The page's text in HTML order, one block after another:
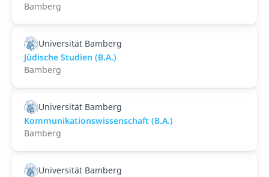
Bamberg
Universität Bamberg
Jüdische Studien (B.A.)
Bamberg
Universität Bamberg
Kommunikationswissenschaft (B.A.)
Bamberg
Universität Bamberg